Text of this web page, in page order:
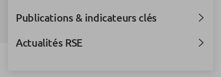
Publications & indicateurs clés
Actualités RSE